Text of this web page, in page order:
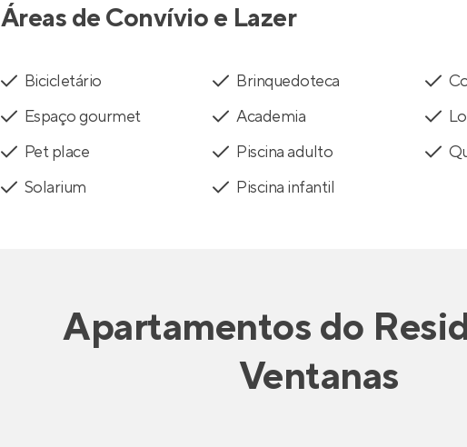
Áreas de Convívio e Lazer
Bicicletário Brinquedoteca
Espaço gourmet
Academia
Pet place
Piscina adulto
Solarium
Piscina infantil
Apartamentos do
Ventanas